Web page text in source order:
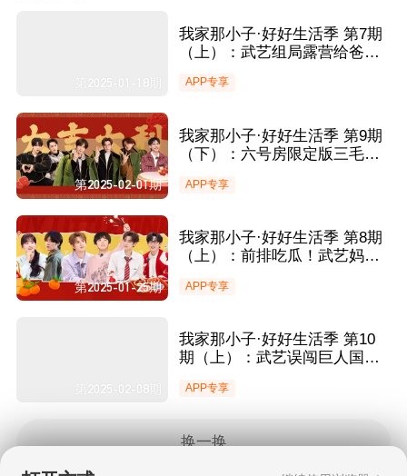
第2025-01-18期
我家那小子·好好生活季 第7期
（上）：武艺组局露营给爸妈
锁N多初体验！
APP专享
第2025-02-01期
我家那小子·好好生活季 第9期
（下）：六号房限定版三毛洗
勇闯十三关帅的很轻松
APP专享
第2025-01-25期
我家那小子·好好生活季 第8期
（上）：前排吃瓜！武艺妈妈
劲PK穿搭
APP专享
第2025-02-08期
我家那小子·好好生活季 第10
期（上）：武艺误闯巨人国跟
带娃状况百出？
APP专享
换一换